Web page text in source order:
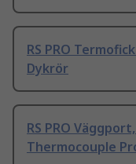
RS PRO
Dykrör
RS PRO
Thermocouple